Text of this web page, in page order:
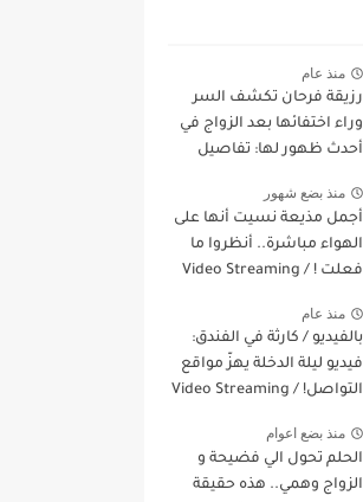
منذ عام
رزيقة فرحان تكشف السر
وراء اختفائها بعد الزواج في
أحدث ظهور لها: تفاصيل
منذ بضع شهور
أجمل مذيعة نسيت أنها على
الهواء مباشرة.. أنظروا ما
فعلت ! / Video Streaming
منذ عام
بالفيديو / كارثة في الفندق:
فيديو ليلة الدخلة يهزّ مواقع
التواصل! / Video Streaming
منذ بضع اعوام
الحلم تحول الي فضيحة و
الزواج وهمي.. هذه حقيقة